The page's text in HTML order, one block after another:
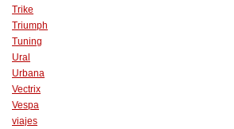
Trike
Triumph
Tuning
Ural
Urbana
Vectrix
Vespa
viajes